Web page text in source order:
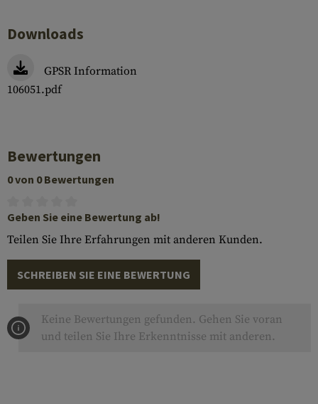
Downloads
GPSR Information
106051.pdf
Bewertungen
0 von 0 Bewertungen
Geben Sie eine Bewertung ab!
Teilen Sie Ihre Erfahrungen mit anderen Kunden.
SCHREIBEN SIE EINE BEWERTUNG
Keine Bewertungen gefunden. Gehen Sie voran
und teilen Sie Ihre Erkenntnisse mit anderen.